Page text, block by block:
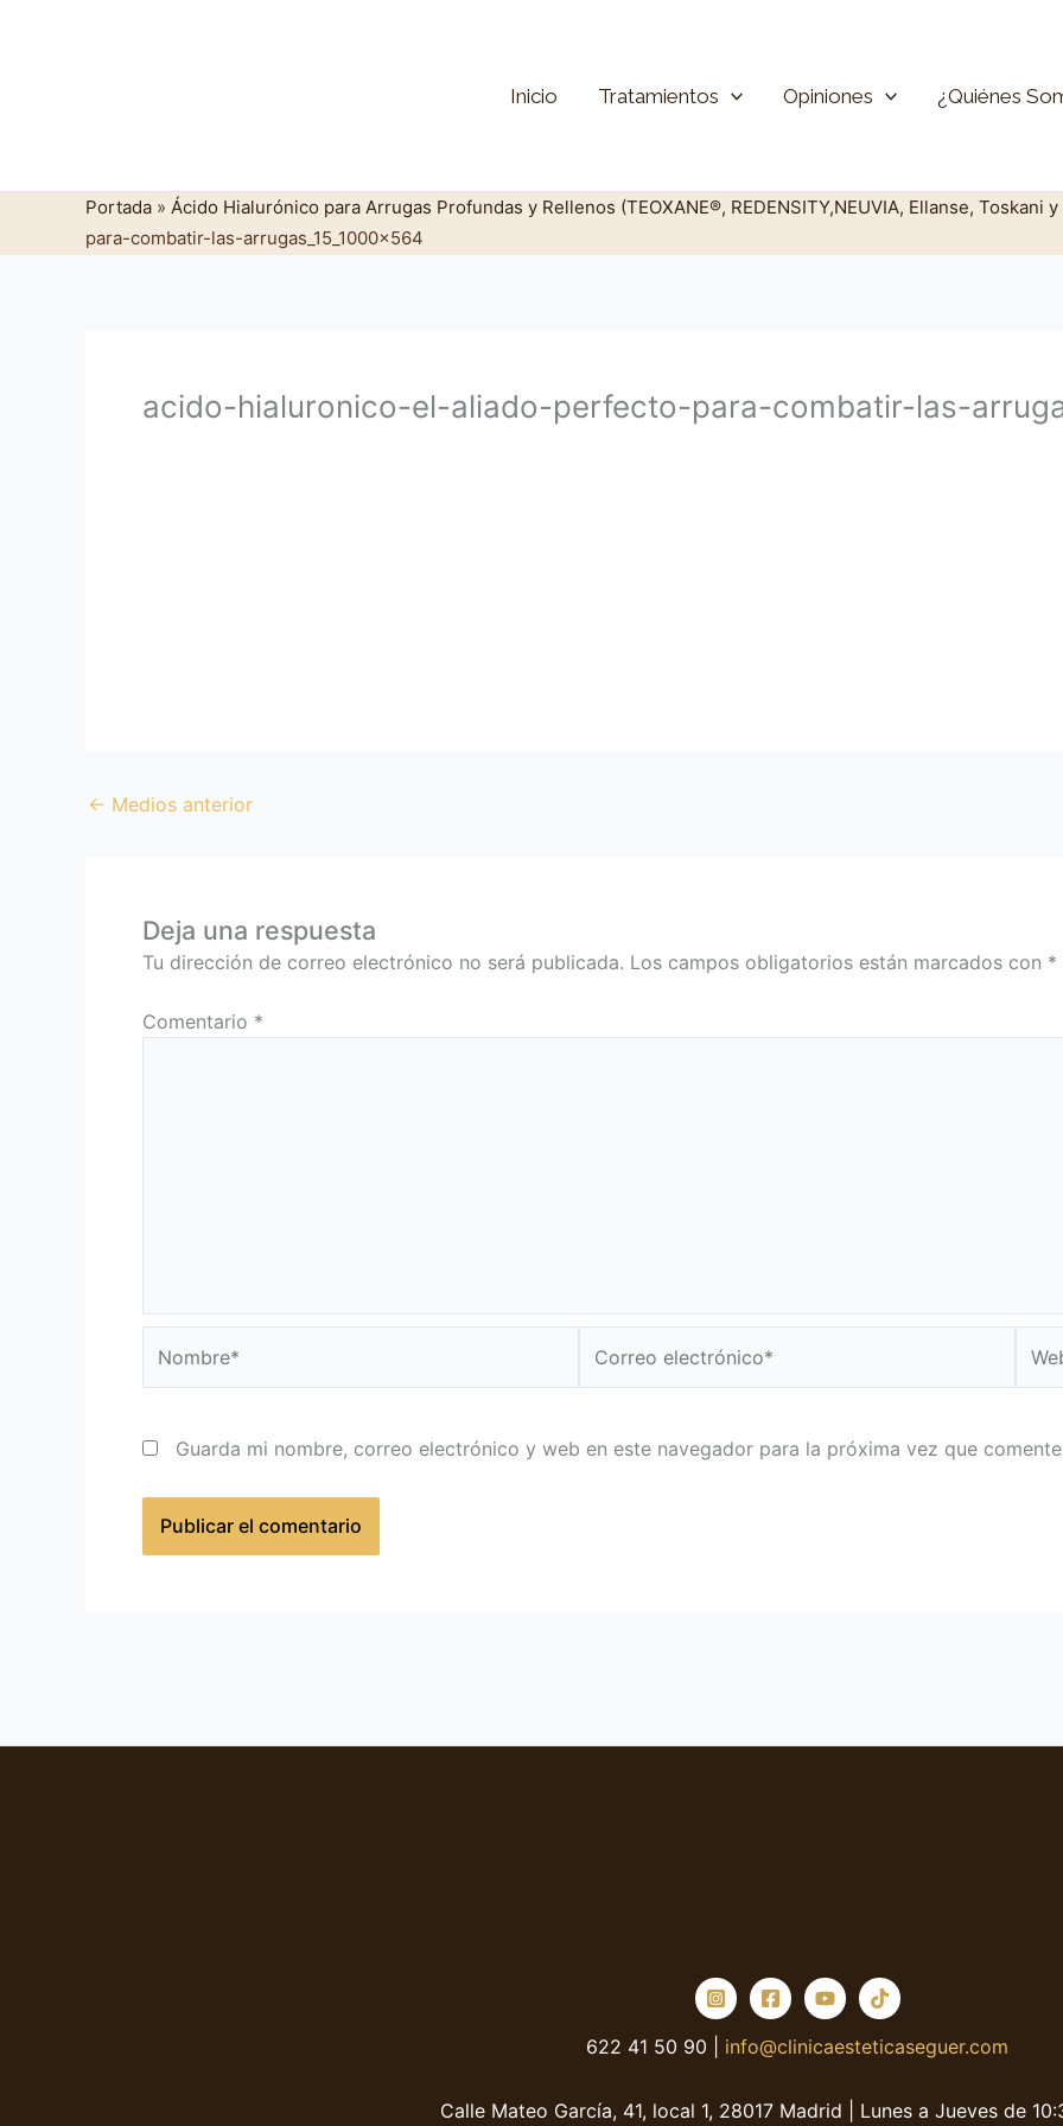
Inicio
Tratamientos Opiniones ¿Quiénes
Portada » Ácido Hialurónico para Arrugas Profundas y Rellenos (TEOXANE®, REDENSITY,NEUVIA, Ellanse, Toskani
para-combatir-las-arrugas_15_1000x564
acido-hialuronico-el-aliado-perfecto-para-combatir-las-
← Medios anterior
Deja una respuesta
Tu dirección de correo electrónico no será publicada. Los campos obligatorios están marcados con *
Comentario *
electrónico*
Guarda mi nombre, correo electrónico y web en este navegador para la próxima vez que
622 41 50 90 | info@clinicaesteticaseguer.com
Calle Mateo García, 41, local 1, 28017 Madrid | Lunes a Jueves de